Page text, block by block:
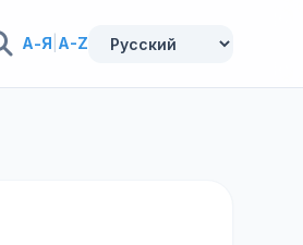
А-Я A-Z